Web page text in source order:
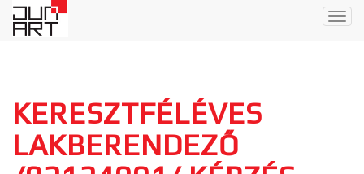
KERESZTFÉLÉVES
LAKBERENDEZŐ